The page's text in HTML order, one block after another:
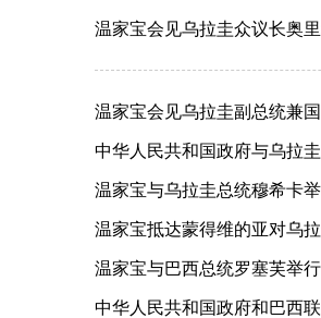
温家宝会见乌拉圭众议长奥
温家宝会见乌拉圭副总统兼
中华人民共和国政府与乌拉
温家宝与乌拉圭总统穆希卡
温家宝抵达蒙得维的亚对乌
温家宝与巴西总统罗塞芙举
中华人民共和国政府和巴西